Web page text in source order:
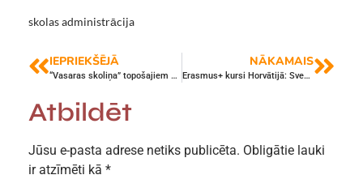
skolas administrācija
IEPRIEKŠĒJĀ
“Vasaras skoliņa” topošajiem pirmklasniekiem
NĀKAMAIS
Erasmus+ kursi Horvātijā: Svešvalodas kompetence un emocionālā labbūtība skolā
Atbildēt
Jūsu e-pasta adrese netiks publicēta. Obligātie lauki
ir atzīmēti kā *